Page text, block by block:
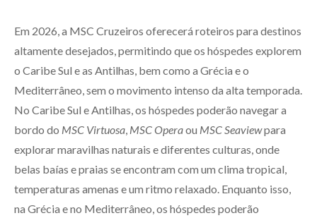
Em 2026, a MSC Cruzeiros oferecerá roteiros para destinos
altamente desejados, permitindo que os hóspedes explorem
o Caribe Sul e as Antilhas, bem como a Grécia e o
Mediterrâneo, sem o movimento intenso da alta temporada.
No Caribe Sul e Antilhas, os hóspedes poderão navegar a
bordo do MSC Virtuosa MSC Operaou MSC Seaviewpara
explorar maravilhas naturais e diferentes culturas, onde
belas baías e praias se encontram com um clima tropical,
temperaturas amenas e um ritmo relaxado. Enquanto isso,
na Grécia e no Mediterrâneo, os hóspedes poderão